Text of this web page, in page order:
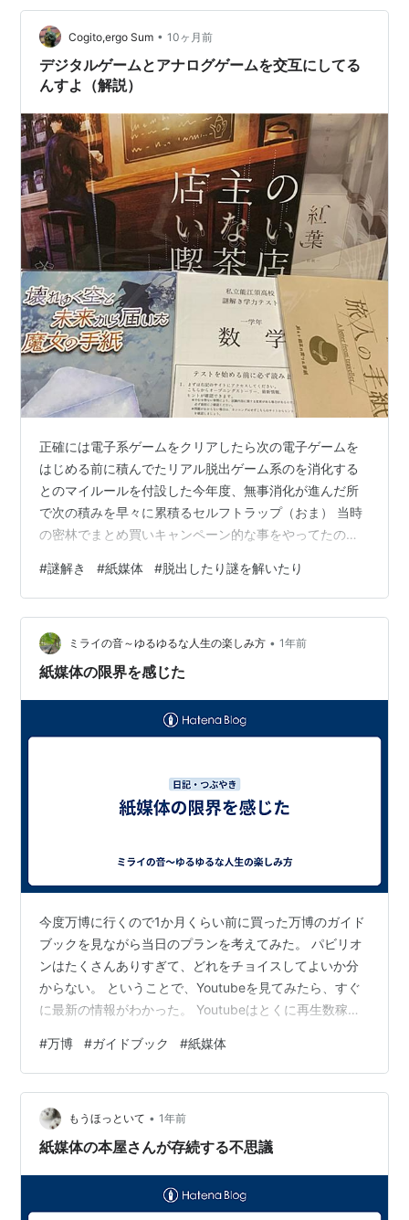
っかくなのでワードとかページにコピペしてそれをプリ
ントアウトしてみた２つの分野の討論で、内容は下の写
真のようなものだ これらは共にページ数にして１３ペー
ジ以上だこの討論がなかなか充実していたので、何…
Cogito,ergo Sum • 10ヶ月前
デジタルゲームとアナログゲームを交互にしてる
んすよ（解説）
正確には電子系ゲームをクリアしたら次の電子ゲームを
はじめる前に積んでたリアル脱出ゲーム系のを消化する
とのマイルールを付設した今年度、無事消化が進んだ所
で次の積みを早々に累積るセルフトラップ（おま） 当時
の密林でまとめ買いキャンペーン的な事をやってたのに
このザマでした（言い訳） もっと言えば前回買ってた案
件がスピンオフモノだったので、ならその前に本編的な
モノをやるかと密林のストアを再訪した所………件の物は
実店舗にしかもーないみたいでガッカリー(´･ω･`) だから
ってその為だけに東京まで行ってらんねぇので密林で取
#謎解き #紙媒体 #脱出したり謎を解いたり
ミライの音～ゆるゆるな人生の楽しみ方 • 1年前
紙媒体の限界を感じた
今度万博に行くので1か月くらい前に買った万博のガイド
ブックを見ながら当日のプランを考えてみた。 パビリオ
ンはたくさんありすぎて、どれをチョイスしてよいか分
からない。 ということで、Youtubeを見てみたら、すぐ
に最新の情報がわかった。 Youtubeはとくに再生数稼ぎ
もあるし、どのYoutuberを信頼していいか分からない状
況のなかで、判断するのは難しい。 なので、万博も通期
パスをもっている妹の情報と、Xとかインスタとか、いろ
んな媒体で調べてみて、裏をとるようにするとだいぶど
んな感じかの概要がつかめてくる。 万博も閉幕が近くな
#万博 #ガイドブック #紙媒体
もうほっといて • 1年前
紙媒体の本屋さんが存続する不思議